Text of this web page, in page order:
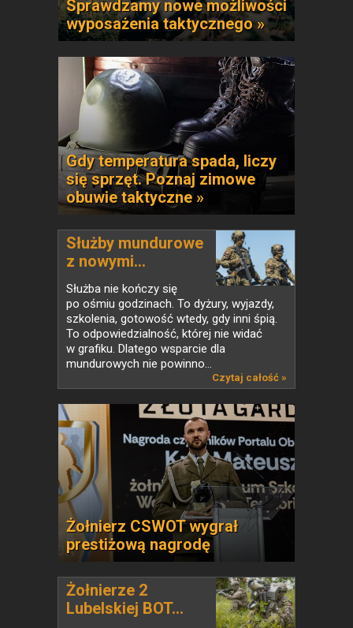
Sprawdzamy nowe możliwości
wyposażenia taktycznego »
Gdy temperatura spada, liczy
się sprzęt. Poznaj zimowe
obuwie taktyczne »
Służby mundurowe
z nowymi...
Służba nie kończy się
po ośmiu godzinach. To dyżury, wyjazdy,
szkolenia, gotowość wtedy, gdy inni śpią.
To odpowiedzialność, której nie widać
w grafiku. Dlatego wsparcie dla
mundurowych nie powinno...
Czytaj całość »
Żołnierz CSWOT wygrał
prestiżową nagrodę
Żołnierze 2
Lubelskiej BOT...